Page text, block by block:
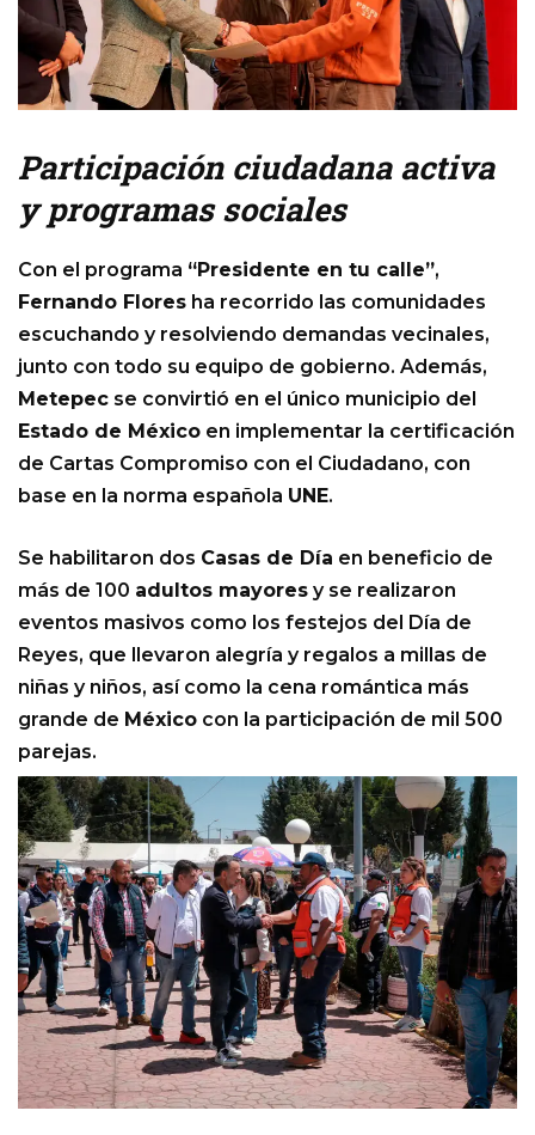
Participación ciudadana activa
y programas sociales
Con el programa “Presidente en tu calle”,
Fernando Flores ha recorrido las comunidades
escuchando y resolviendo demandas vecinales,
junto con todo su equipo de gobierno. Además,
Metepec se convirtió en el único municipio del
Estado de México en implementar la certificación
de Cartas Compromiso con el Ciudadano, con
base en la norma española UNE.
Se habilitaron dos Casas de Día en beneficio de
más de 100 adultos mayores y se realizaron
eventos masivos como los festejos del Día de
Reyes, que llevaron alegría y regalos a millas de
niñas y niños, así como la cena romántica más
grande de México con la participación de mil 500
parejas.